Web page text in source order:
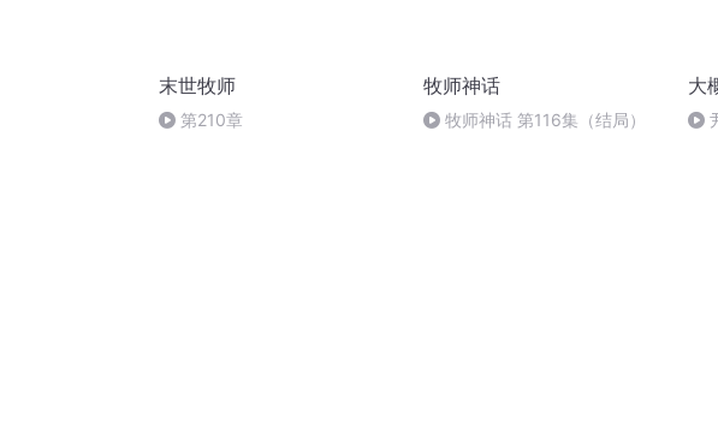
末世牧师
第210章
牧师神话
牧师神话 第116集（结局）
大